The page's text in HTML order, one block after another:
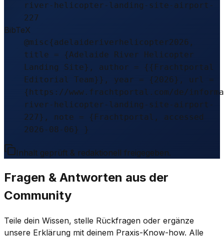
river-helicopter-landing-site-airport-
227
BibTeX
@misc{adelaideriverhelicopter2026,
title = {Adelaide River Helicopter
Landing Site}, author = {{Frachtportal
Editorial Team}}, year = {2026}, url =
{https://www.frachtportal.com/de/
river-helicopter-landing-site-airport-
227}, note = {Frachtportal, accessed
2026-08-06} }
Inhalt geprüft & redaktionell freigegeben.
Fragen & Antworten aus der
Community
Teile dein Wissen, stelle Rückfragen oder ergänze
unsere Erklärung mit deinem Praxis-Know-how. Alle